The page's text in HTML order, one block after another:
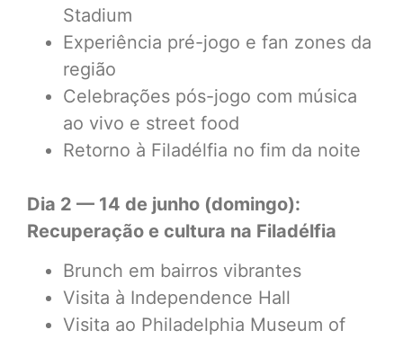
Stadium
Experiência pré-jogo e fan zones da
região
Celebrações pós-jogo com música
ao vivo e street food
Retorno à Filadélfia no fim da noite
Dia 2 — 14 de junho (domingo):
Recuperação e cultura na Filadélfia
Brunch em bairros vibrantes
Visita à Independence Hall
Visita ao Philadelphia Museum of